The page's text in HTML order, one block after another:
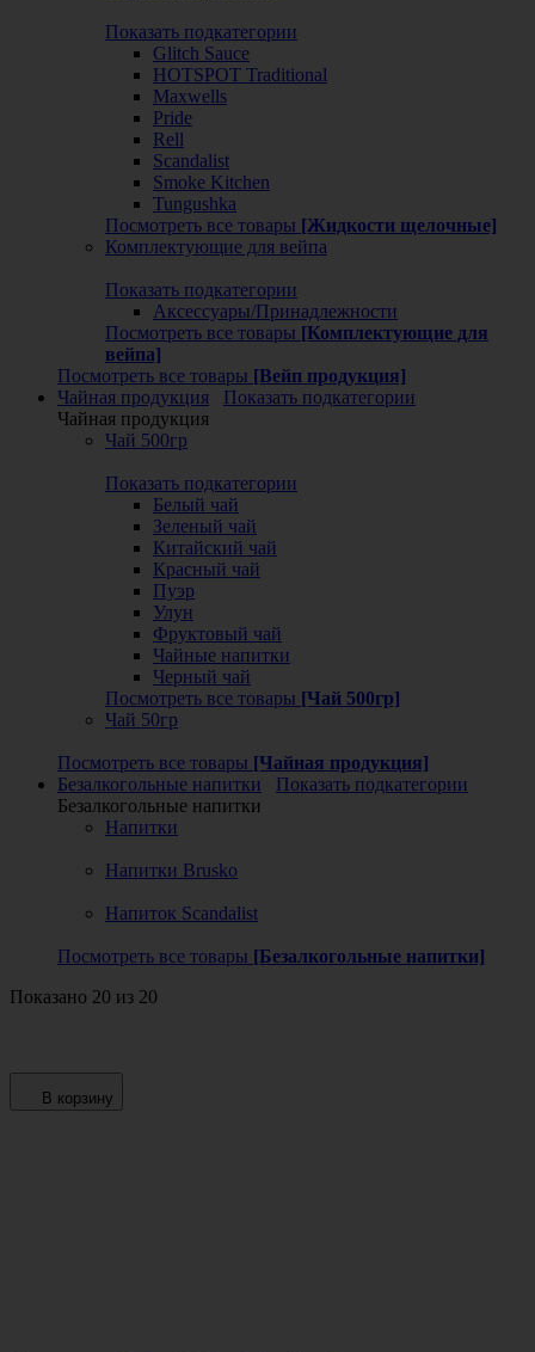
Показать подкатегории
Glitch Sauce
HOTSPOT Traditional
Maxwells
Pride
Rell
Scandalist
Smoke Kitchen
Tungushka
Посмотреть все товары [Жидкости щелочные]
Комплектующие для вейпа
Показать подкатегории
Аксессуары/Принадлежности
Посмотреть все товары [Комплектующие для
вейпа]
Посмотреть все товары [Вейп продукция]
Чайная продукция
Показать подкатегории
Чайная продукция
Чай 500гр
Показать подкатегории
Белый чай
Зеленый чай
Китайский чай
Красный чай
Пуэр
Улун
Фруктовый чай
Чайные напитки
Черный чай
Посмотреть все товары [Чай 500гр]
Чай 50гр
Посмотреть все товары [Чайная продукция]
Безалкогольные напитки
Показать подкатегории
Безалкогольные напитки
Напитки
Напитки Brusko
Напиток Scandalist
Посмотреть все товары [Безалкогольные напитки]
Показано 20 из 20
В корзину